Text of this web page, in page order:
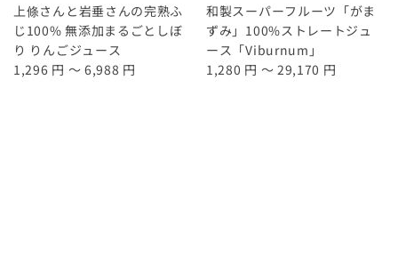
上條さんと岩垂さんの完熟ふ
じ100% 無添加まるごとしぼ
り りんごジュース
1,296 円 ～ 6,988 円
和製スーパーフルーツ「がま
ずみ」100%ストレートジュ
ース「Viburnum」
1,280 円 ～ 29,170 円